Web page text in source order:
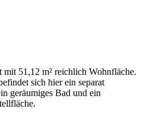
mit 51,12 m² reichlich Wohnfläche.
sich hier ein separat
geräumiges Bad und ein